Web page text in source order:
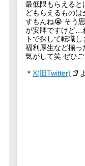
最低限もらえると
どもらえるもの
すもんね😭 そう
が安牌ですけど…
トで探して転職
福利厚生など揃っ
気がして笑 ぜひ
＊X(旧Twitter)